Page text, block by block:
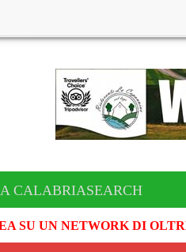
CALABRIASEARCH
SU UN NETWORK DI